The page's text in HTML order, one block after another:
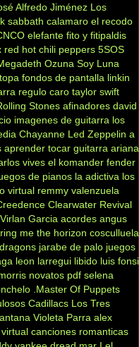
Alfredo Jiménez Los
sabbath calamaro el recodo
elefante fito y fitipaldis
red hot chili peppers 5SOS
Ozuna Soy Luna
fondos de pantalla linkin
regulo caro taylor swift
Stones afinadores david
imagenes de guitarra los
Chayanne Led Zeppelin a
aprender tocar guitarra ariana
vives el komander fender
de pianos la adictiva los
virtual remmy valenzuela
Clearwater Revival
Virlan Garcia acordes angus
me the horizon cosculluela
jarabe de palo juegos
leon larregui libido luis fonsi
novatos pdf selena
.Master Of Puppets
Cadillacs Los Tres
Violeta Parra alex
canciones romanticas